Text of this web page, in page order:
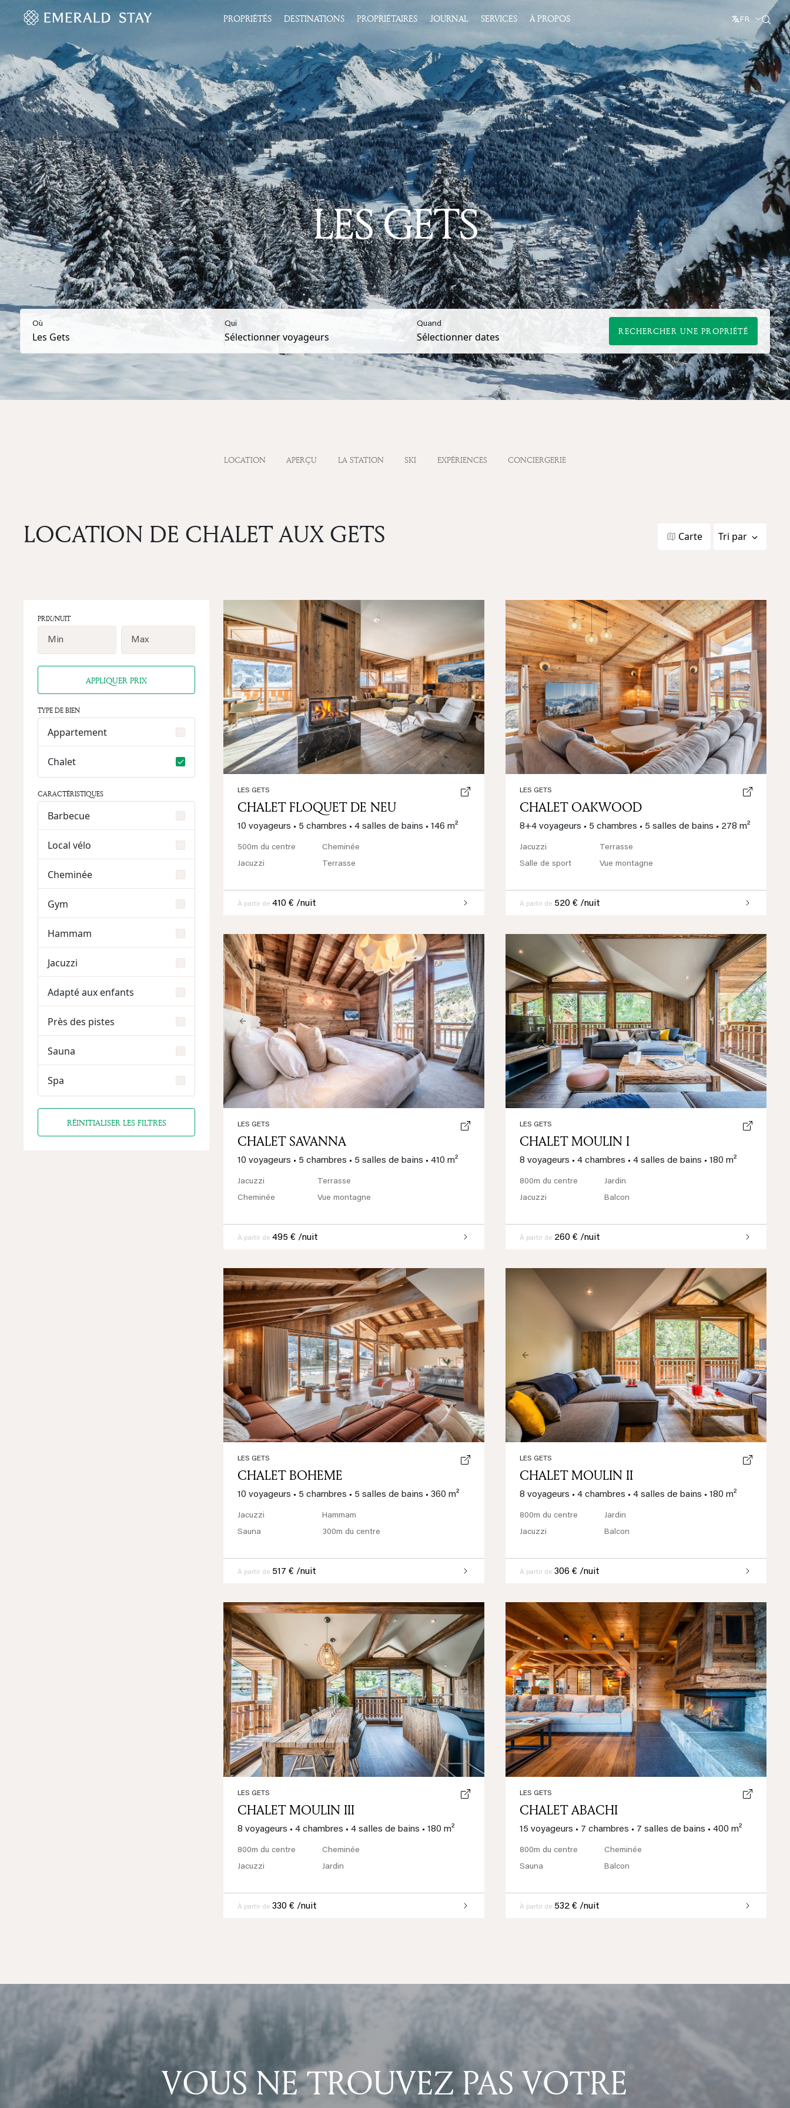
FR
PROPRIÉTÉS DESTINATIONS PROPRIÉTAIRES JOURNAL SERVICES À PROPOS
LES GETS
Où Qui Quand
RECHERCHER UNE PROPRIÉTÉ
LOCATION APERÇU LA STATION SKI EXPÉRIENCES CONCIERGERIE
LOCATION DE CHALET AUX GETS Carte Tri par
PRIX/NUIT
APPLIQUER PRIX
TYPE DE BIEN
Appartement
Chalet
CARACTÉRISTIQUES
Barbecue
Local vélo
Cheminée
Gym
Hammam
Jacuzzi
Adapté aux enfants
Près des pistes
Sauna
Spa
RÉINITIALISER LES FILTRES
Previous Next
LES GETS
CHALET MOULIN I
8 voyageurs • 4 chambres • 4 salles de bains • 180 m²
800m du centre
Jacuzzi
Jardin
Balcon
À partir de 260 € /nuit
Previous Next
LES GETS
CHALET MOULIN II
8 voyageurs • 4 chambres • 4 salles de bains • 180 m²
800m du centre
Jacuzzi
Jardin
Balcon
À partir de 306 € /nuit
Previous Next
LES GETS
CHALET MOULIN III
8 voyageurs • 4 chambres • 4 salles de bains • 180 m²
800m du centre
Jacuzzi
Cheminée
Jardin
À partir de 330 € /nuit
Previous Next
LES GETS
CHALET FLOQUET DE NEU
10 voyageurs • 5 chambres • 4 salles de bains • 146 m²
500m du centre
Jacuzzi
Cheminée
Terrasse
À partir de 410 € /nuit
Previous Next
LES GETS
CHALET SAVANNA
10 voyageurs • 5 chambres • 5 salles de bains • 410 m²
Jacuzzi
Cheminée
Terrasse
Vue montagne
À partir de 495 € /nuit
Previous Next
LES GETS
CHALET BOHEME
10 voyageurs • 5 chambres • 5 salles de bains • 360 m²
Jacuzzi
Sauna
Hammam
300m du centre
À partir de 517 € /nuit
Previous Next
LES GETS
CHALET OAKWOOD
8+4 voyageurs • 5 chambres • 5 salles de bains • 278 m²
Jacuzzi
Salle de sport
Terrasse
Vue montagne
À partir de 520 € /nuit
Previous Next
LES GETS
CHALET ABACHI
15 voyageurs • 7 chambres • 7 salles de bains • 400 m²
800m du centre
Sauna
Cheminée
Balcon
À partir de 532 € /nuit
VOUS NE TROUVEZ PAS VOTRE